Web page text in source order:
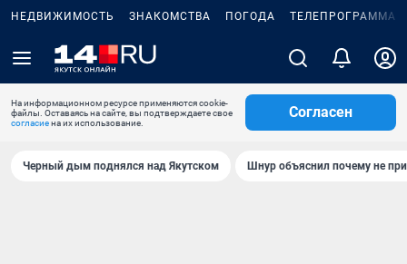
НЕДВИЖИМОСТЬ ЗНАКОМСТВА ПОГОДА ТЕЛЕПРОГРАММА
На информационном ресурсе применяются cookie-
файлы. Оставаясь на сайте, вы подтверждаете свое
согласиена их использование.
Согласен
Черный дым поднялся над Якутском Шнур объяснил почему не